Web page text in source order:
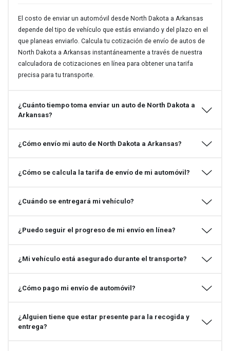
El costo de enviar un automóvil desde North Dakota a Arkansas
depende del tipo de vehículo que estás enviando y del plazo en el
que planeas enviarlo. Calcula tu cotización de envío de autos de
North Dakota a Arkansas instantáneamente a través de nuestra
calculadora de cotizaciones en línea para obtener una tarifa
precisa para tu transporte.
¿Cuánto tiempo toma enviar un auto de North Dakota a
Arkansas?
¿Cómo envío mi auto de North Dakota a Arkansas?
¿Cómo se calcula la tarifa de envío de mi automóvil?
¿Cuándo se entregará mi vehículo?
¿Puedo seguir el progreso de mi envío en línea?
¿Mi vehículo está asegurado durante el transporte?
¿Cómo pago mi envío de automóvil?
¿Alguien tiene que estar presente para la recogida y
entrega?